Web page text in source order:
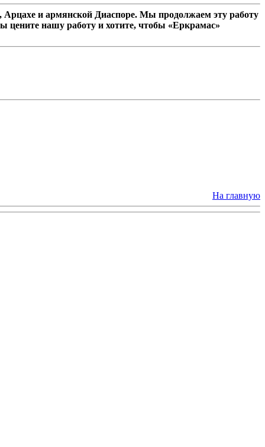
и армянской Диаспоре. Мы продолжаем эту работу
цените нашу работу и хотите, чтобы «Еркрамас»
На главную